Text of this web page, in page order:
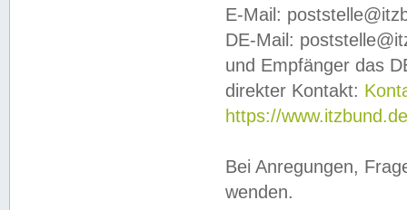
E-Mail:
DE-Mail:
und Empfänger das
direkter Kontakt:
https://
Bei Anregungen,
wenden.